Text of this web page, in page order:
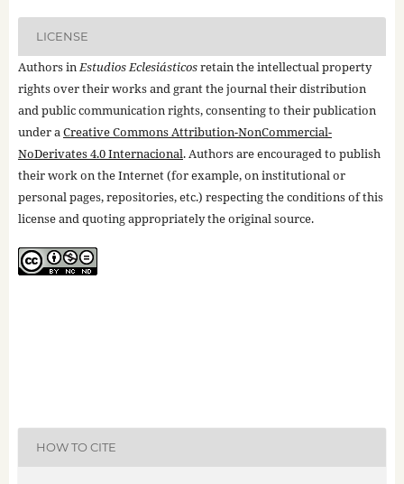
LICENSE
Authors inEstudios Eclesiásticosretain the intellectual property
rights over their works and grant the journal their distribution
and public communication rights, consenting to their publication
under aCreative Commons Attribution-NonCommercial-
NoDerivates 4.0 Internacional. Authors are encouraged to publish
their work on the Internet (for example, on institutional or
personal pages, repositories, etc.) respecting the conditions of this
license and quoting appropriately the original source.
HOW TO CITE